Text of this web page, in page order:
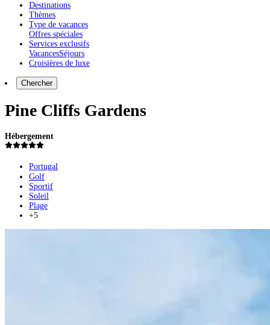
Destinations
Thèmes
Type de vacances
Offres spéciales
Services exclusifs
VacancesSéjours
Croisières de luxe
Chercher
Pine Cliffs Gardens
Hébergement
Portugal
Golf
Sportif
Soleil
Plage
+5